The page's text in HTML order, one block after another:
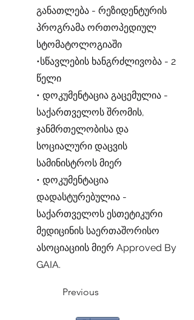
განათლება - რეზიდენტურის
პროგრამა ორთოპედიულ
სტომატოლოგიაში
•სწავლების ხანგრძლივობა - 2
წელი
• დოკუმენტაცია გაცემულია -
საქართველოს შრომის,
ჯანმრთელობისა და
სოციალური დაცვის
სამინისტროს მიერ
• დოკუმენტაცია
დადასტურებულია -
საქართველოს ესთეტიკური
მედიცინის საერთაშორისო
ასოციაციის მიერ Approved By
GAIA.
Previous